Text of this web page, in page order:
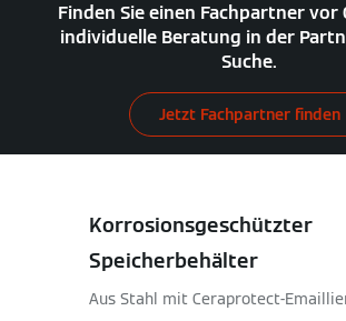
Finden Sie einen Fachpartner
individuelle Beratung in der
Suche.
Jetzt Fachpartner finden
Korrosionsgeschützter
Speicherbehälter
Aus Stahl mit Ceraprotect-